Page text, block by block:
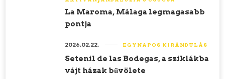
La Maroma, Málaga legmagasabb
pontja
EGYNAPOS KIRÁNDULÁS
Setenil de las Bodegas, a sziklákba
vájt házak bűvölete
2026.02.22.